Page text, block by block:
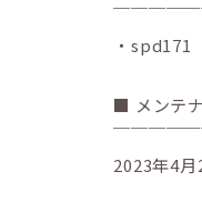
￣￣￣￣
・spd171
■ メンテ
￣￣￣￣
2023年4月